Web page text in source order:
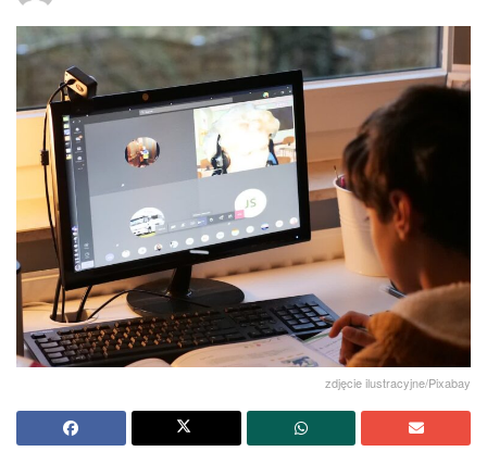
zdjęcie ilustracyjne/Pixabay